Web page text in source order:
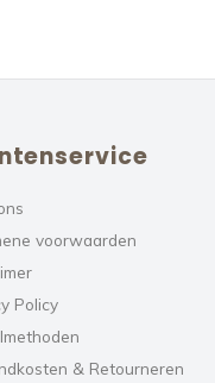
voorwaarden
Policy
& Retourneren